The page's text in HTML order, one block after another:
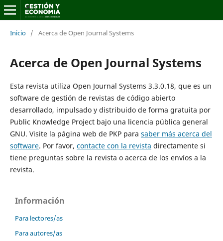
Inicio / Acerca de Open Journal Systems
Acerca de Open Journal Systems
Esta revista utiliza Open Journal Systems 3.3.0.18, que es un
software de gestión de revistas de código abierto
desarrollado, impulsado y distribuido de forma gratuita por
Public Knowledge Project bajo una licencia pública general
GNU. Visite la página web de PKP para saber más acerca del
software. Por favor, contacte con la revista directamente si
tiene preguntas sobre la revista o acerca de los envíos a la
revista.
Información
Para lectores/as
Para autores/as